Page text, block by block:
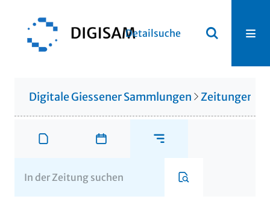
Detailsuche
Digitale Giessener Sammlungen Zeitungen